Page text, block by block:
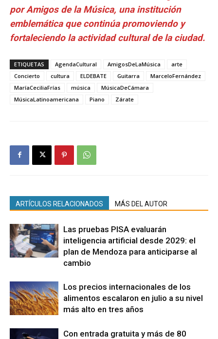
por Amigos de la Música, una institución
emblemática que continúa promoviendo y
fortaleciendo la actividad cultural de la ciudad.
ETIQUETAS AgendaCultural AmigosDeLaMúsica
arte
Concierto
cultura ELDEBATE Guitarra
MarceloFernández
MaríaCeciliaFrías
música
MúsicaDeCámara
MúsicaLatinoamericana
Piano Zárate
ARTÍCULOS RELACIONADOS MÁS DEL AUTOR
Las pruebas PISA evaluarán
inteligencia artificial desde 2029: el
plan de Mendoza para anticiparse al
cambio
Los precios internacionales de los
alimentos escalaron en julio a su nivel
más alto en tres años
Con entrada gratuita y más de 80